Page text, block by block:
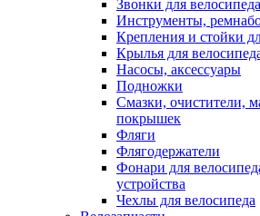
Звонки для велосипеда
Инструменты,
Крепления и стойки
Крылья для
Насосы, аксессуары
Подножки
Смазки, очистители,
покрышек
Фляги
Флягодержатели
Фонари для
устройства
Чехлы для велосипеда